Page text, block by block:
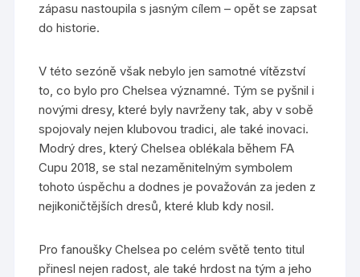
zápasu nastoupila s jasným cílem – opět se zapsat
do historie.
V této sezóně však nebylo jen samotné vítězství
to, co bylo pro Chelsea významné. Tým se pyšnil i
novými dresy, které byly navrženy tak, aby v sobě
spojovaly nejen klubovou tradici, ale také inovaci.
Modrý dres, který Chelsea oblékala během FA
Cupu 2018, se stal nezaměnitelným symbolem
tohoto úspěchu a dodnes je považován za jeden z
nejikoničtějších dresů, které klub kdy nosil.
Pro fanoušky Chelsea po celém světě tento titul
přinesl nejen radost, ale také hrdost na tým a jeho